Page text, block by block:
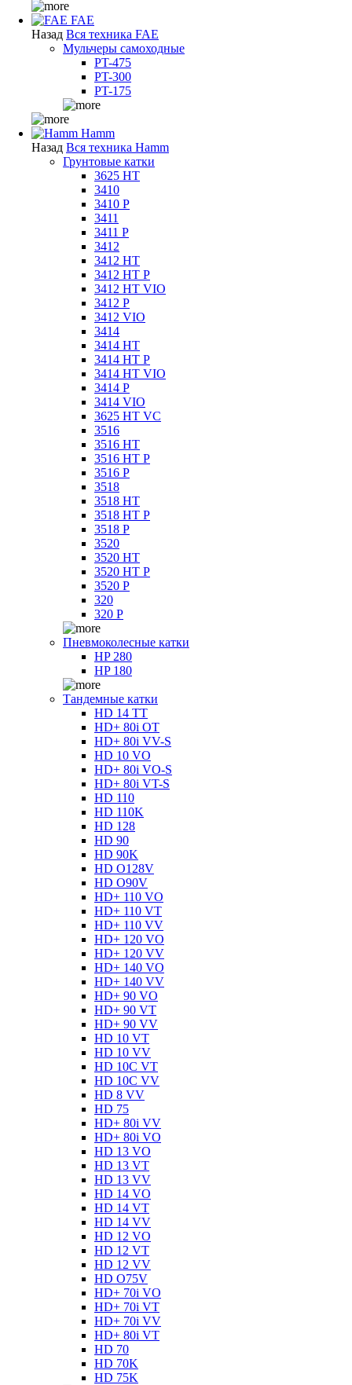
FAE
Назад Вся техника FAE
Мульчеры самоходные
PT-475
PT-300
PT-175
Hamm
Назад Вся техника Hamm
Грунтовые катки
3625 HT
3410
3410 P
3411
3411 P
3412
3412 HT
3412 HT P
3412 HT VIO
3412 P
3412 VIO
3414
3414 HT
3414 HT P
3414 HT VIO
3414 P
3414 VIO
3625 HT VC
3516
3516 HT
3516 HT P
3516 P
3518
3518 HT
3518 HT P
3518 P
3520
3520 HT
3520 HT P
3520 P
320
320 P
Пневмоколесные катки
HP 280
HP 180
Тандемные катки
HD 14 TT
HD+ 80i OT
HD+ 80i VV-S
HD 10 VO
HD+ 80i VO-S
HD+ 80i VT-S
HD 110
HD 110K
HD 128
HD 90
HD 90K
HD O128V
HD O90V
HD+ 110 VO
HD+ 110 VT
HD+ 110 VV
HD+ 120 VO
HD+ 120 VV
HD+ 140 VO
HD+ 140 VV
HD+ 90 VO
HD+ 90 VT
HD+ 90 VV
HD 10 VT
HD 10 VV
HD 10C VT
HD 10C VV
HD 8 VV
HD 75
HD+ 80i VV
HD+ 80i VO
HD 13 VO
HD 13 VT
HD 13 VV
HD 14 VO
HD 14 VT
HD 14 VV
HD 12 VO
HD 12 VT
HD 12 VV
HD O75V
HD+ 70i VO
HD+ 70i VT
HD+ 70i VV
HD+ 80i VT
HD 70
HD 70K
HD 75K